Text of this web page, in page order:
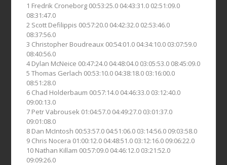
1 Fredrik Croneborg 00:53:25.0 04:43:31.0 02:51:09.0
08:31:47.0
2 Scott Defilippis 00:57:20.0 04:42:32.0 02:53:46.0
08:37:56.0
3 Christopher Boudreaux 00:54:01.0 04:34:10.0 03:07:59.0
08:40:56.0
4 Dylan McNeice 00:47:24.0 04:48:04.0 03:05:53.0 08:45:09.0
5 Thomas Gerlach 00:53:10.0 04:38:18.0 03:16:00.0
08:51:28.0
6 Chad Holderbaum 00:57:14.0 04:46:33.0 03:12:40.0
09:00:13.0
7 Petr Vabrousek 01:04:57.0 04:49:27.0 03:01:37.0
09:01:08.0
8 Dan McIntosh 00:53:57.0 04:51:06.0 03:14:56.0 09:03:58.0
9 Chris Nocera 01:00:12.0 04:48:51.0 03:12:16.0 09:06:22.0
10 Nathan Killam 00:57:09.0 04:46:12.0 03:21:52.0
09:09:26.0